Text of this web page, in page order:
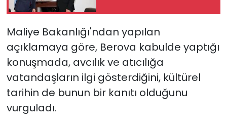
Maliye Bakanlığı'ndan yapılan
açıklamaya göre, Berova kabulde yaptığı
konuşmada, avcılık ve atıcılığa
vatandaşların ilgi gösterdiğini, kültürel
tarihin de bunun bir kanıtı olduğunu
vurguladı.
YAŞAM
Yazarlar